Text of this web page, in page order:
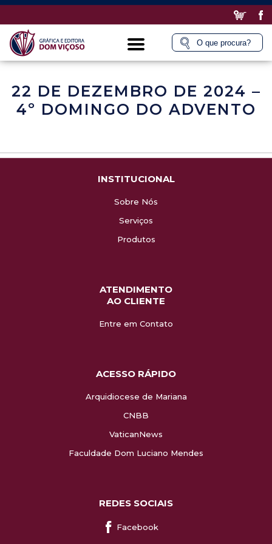
22 DE DEZEMBRO DE 2024 –
4º DOMINGO DO ADVENTO
INSTITUCIONAL
Sobre Nós
Serviços
Produtos
ATENDIMENTO
AO CLIENTE
Entre em Contato
ACESSO RÁPIDO
Arquidiocese de Mariana
CNBB
VaticanNews
Faculdade Dom Luciano Mendes
REDES SOCIAIS
Facebook